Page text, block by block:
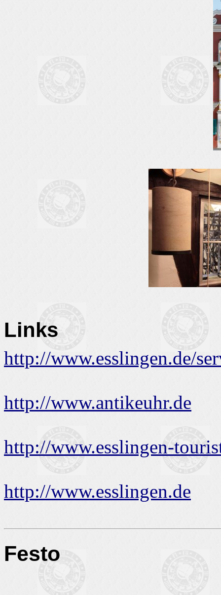
Links
http://www.esslingen.de/
http://www.antikeuhr.de
http://www.esslingen-
http://www.esslingen.de
Festo